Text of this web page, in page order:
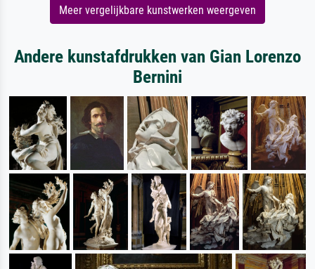
Meer vergelijkbare kunstwerken weergeven
Andere kunstafdrukken van Gian Lorenzo
Bernini